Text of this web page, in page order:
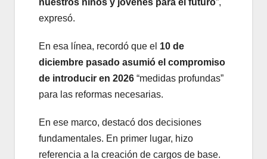
nuestros niños y jóvenes para el futuro”,
expresó.
En esa línea, recordó que el 10 de
diciembre pasado asumió el compromiso
de introducir en 2026 “medidas profundas”
para las reformas necesarias.
En ese marco, destacó dos decisiones
fundamentales. En primer lugar, hizo
referencia a la creación de cargos de base.